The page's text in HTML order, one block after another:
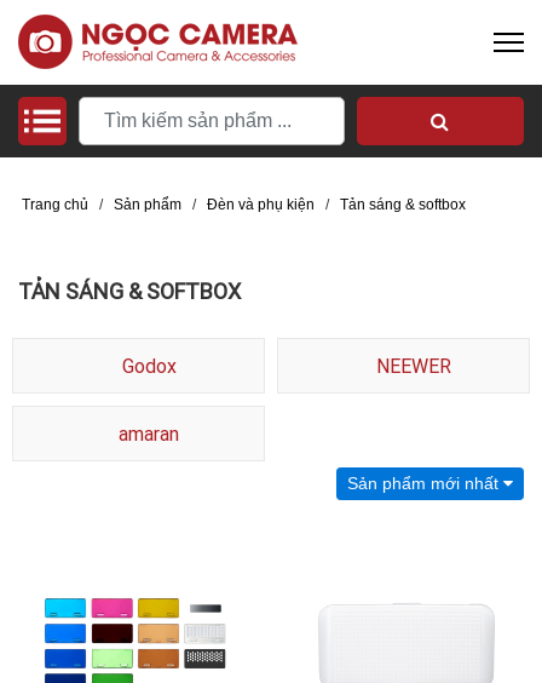
Trang chủ / Sản phẩm / Đèn và phụ kiện / Tản sáng & softbox
TẢN SÁNG & SOFTBOX
Godox NEEWER
amaran
Sản phẩm mới nhất